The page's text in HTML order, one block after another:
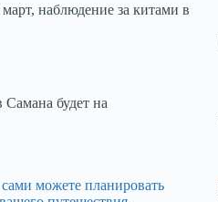
наблюдение за китами в
Самана будет на
можете планировать